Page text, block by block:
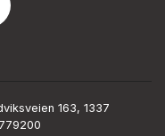
163, 1337